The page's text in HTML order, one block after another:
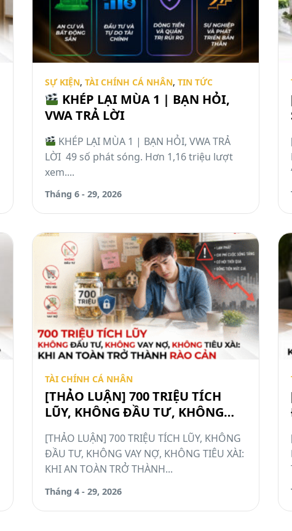
SỰ KIỆN, TÀI CHÍNH CÁ NHÂN, TIN TỨC
KHÉP LẠI MÙA 1 | BẠN HỎI,
VWA TRẢ LỜI
KHÉP LẠI MÙA 1 | BẠN HỎI, VWA TRẢ
LỜI 49 số phát sóng. Hơn 1,16 triệu lượt
xem....
Tháng 6 - 29, 2026
TÀI CHÍNH CÁ NHÂN
[THẢO LUẬN] 700 TRIỆU TÍCH
LŨY, KHÔNG ĐẦU TƯ, KHÔNG
VAY NỢ, KHÔNG TIÊU XÀI: KHI
AN TOÀN TRỞ THÀNH RÀO CẢN
#TCCN12
[THẢO LUẬN] 700 TRIỆU TÍCH LŨY, KHÔNG
ĐẦU TƯ, KHÔNG VAY NỢ, KHÔNG TIÊU XÀI:
KHI AN TOÀN TRỞ THÀNH...
Tháng 4 - 29, 2026